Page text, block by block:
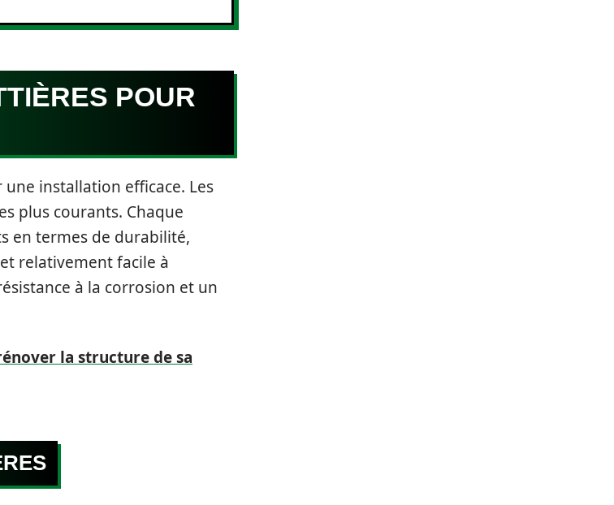
POUR
installation efficace. Les
plus courants. Chaque
en termes de durabilité,
relativement facile à
à la corrosion et un
la structure de sa